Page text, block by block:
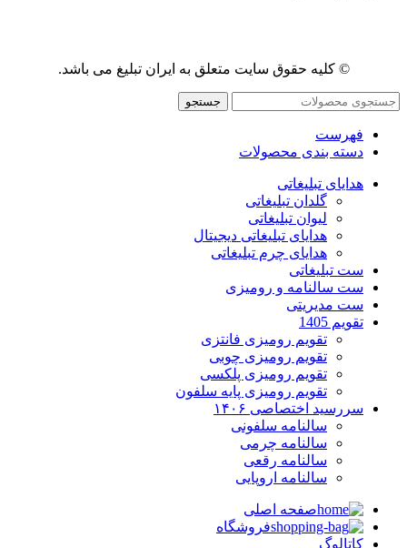
© کلیه حقوق سایت متعلق به ایران تبلیغ می باشد.
جستجو
فهرست
دسته بندی محصولات
هدایای تبلیغاتی
گلدان تبلیغاتی
لیوان تبلیغاتی
هدایای تبلیغاتی دیجیتال
هدایای چرم تبلیغاتی
ست تبلیغاتی
ست سالنامه و رومیزی
ست مدیریتی
تقویم 1405
تقویم رومیزی فانتزی
تقویم رومیزی چوبی
تقویم رومیزی پلکسی
تقویم رومیزی پایه سلفون
سررسید اختصاصی ۱۴۰۶
سالنامه سلفونی
سالنامه چرمی
سالنامه رقعی
سالنامه اروپایی
صفحه اصلی
فروشگاه
کاتالوگ